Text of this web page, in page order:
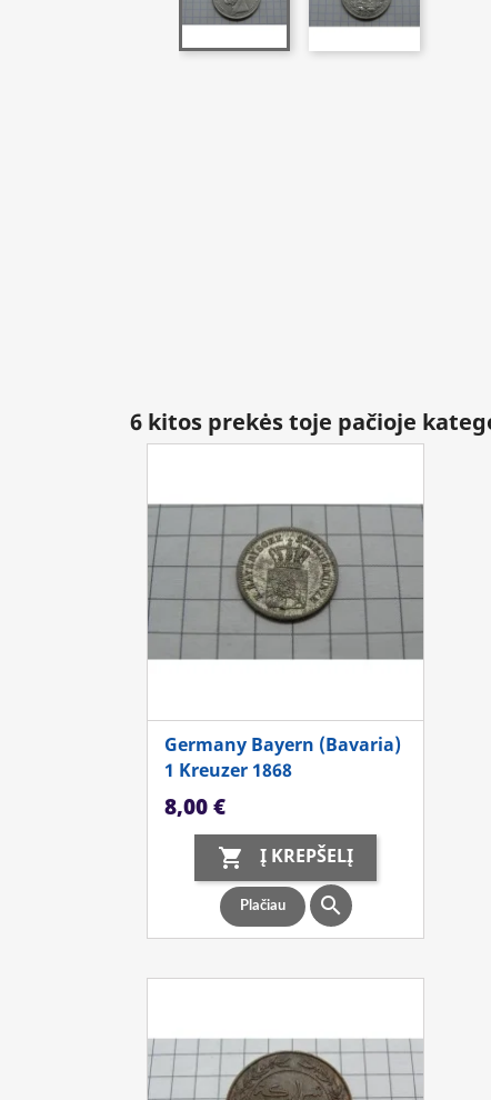
6 kitos prekės toje pačioje
Germany Bayern (Bavaria)
1 Kreuzer 1868
Kaina
8,00 €
 Į KREPŠELĮ
Plačiau 